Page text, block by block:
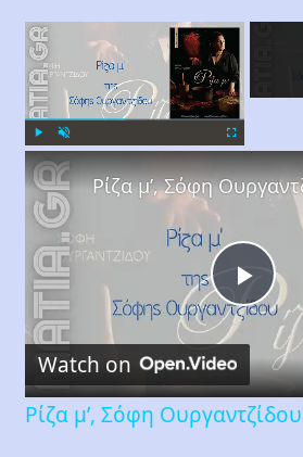
×
Watch on
Ρίζα μ’, Σόφη Ουργαντζίδου